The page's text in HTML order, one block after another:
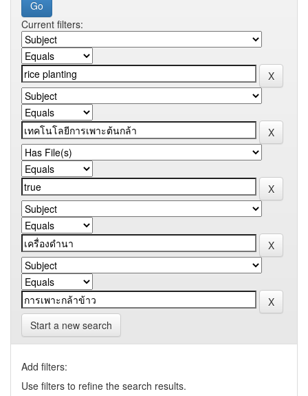
Current filters:
Start a new search
Add filters:
Use filters to refine the search results.